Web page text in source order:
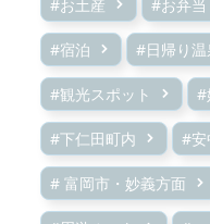
#お土産 #お弁当
#宿泊 #日帰り温
#観光スポット #
#下仁田町内 #安
# 富岡市・妙義方面